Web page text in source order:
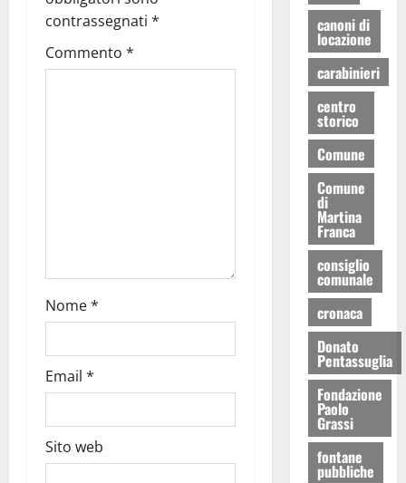
contrassegnati *
Commento *
Nome*
Email *
Sito web
canoni di
locazione
carabinieri
centro
storico
Comune
Comune
di
Martina
Franca
consiglio
comunale
cronaca
Donato
Pentassuglia
Fondazione
Paolo
Grassi
fontane
pubbliche